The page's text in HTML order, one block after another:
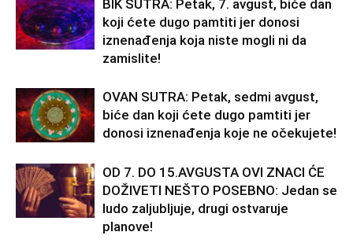
BIK SUTRA: Petak, 7. avgust, biće dan
koji ćete dugo pamtiti jer donosi
iznenađenja koja niste mogli ni da
zamislite!
OVAN SUTRA: Petak, sedmi avgust,
biće dan koji ćete dugo pamtiti jer
donosi iznenađenja koje ne očekujete!
OD 7. DO 15.AVGUSTA OVI ZNACI ĆE
DOŽIVETI NEŠTO POSEBNO: Jedan se
ludo zaljubljuje, drugi ostvaruje
planove!